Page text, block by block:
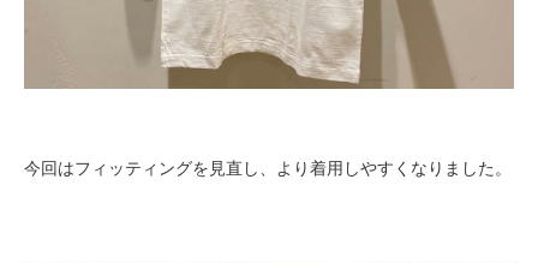
今回はフィッティングを見直し、より着用しやすくなりました。